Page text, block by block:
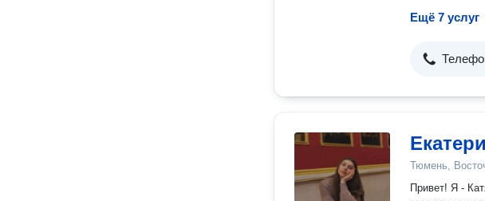
Ещё 7 услуг
Тюмень,
Привет! Я - Катя,